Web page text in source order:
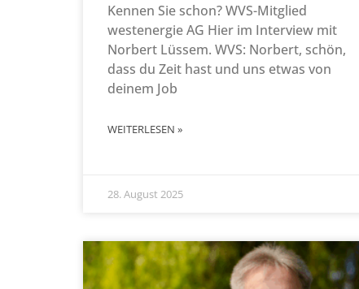
Kennen Sie schon? WVS-Mitglied
westenergie AG Hier im Interview mit
Norbert Lüssem. WVS: Norbert, schön,
dass du Zeit hast und uns etwas von
deinem Job
WEITERLESEN »
28. August 2025